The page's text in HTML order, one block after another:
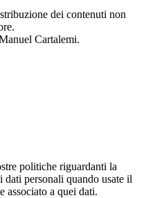
dei contenuti non
Cartalemi.
politiche riguardanti la
personali quando usate il
associato a quei dati.